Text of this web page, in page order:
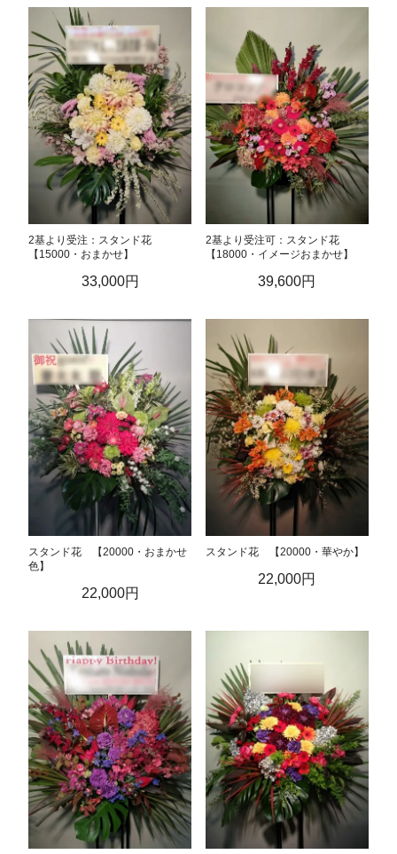
2基より受注：スタンド花
【15000・おまかせ】
33,000円
2基より受注可：スタンド花
【18000・イメージおまかせ】
39,600円
スタンド花 【20000・おまかせ
色】
22,000円
スタンド花 【20000・華やか】
22,000円